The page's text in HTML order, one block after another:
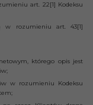
art. 22[1] Kodeksu
w rozumieniu art. 43[1]
którego opis jest
w rozumieniu Kodeksu